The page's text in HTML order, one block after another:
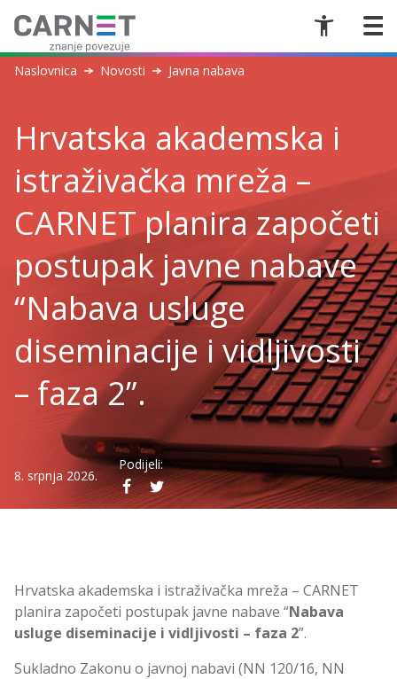
Naslovnica Novosti Javna nabava
Hrvatska akademska i
istraživačka mreža –
CARNET planira započeti
postupak javne nabave
“Nabava usluge
diseminacije i vidljivosti
– faza 2”.
8. srpnja 2026.
Podijeli:
Hrvatska akademska i istraživačka mreža – CARNET
planira započeti postupak javne nabave “Nabava
usluge diseminacije i vidljivosti – faza 2”.
Sukladno Zakonu o javnoj nabavi (NN 120/16, NN